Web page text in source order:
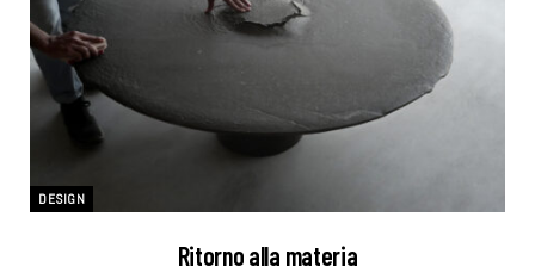
DESIGN
Ritorno alla materia